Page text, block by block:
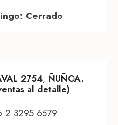
Cerrado
2754, ÑUÑOA.
al detalle)
2 3295 6579